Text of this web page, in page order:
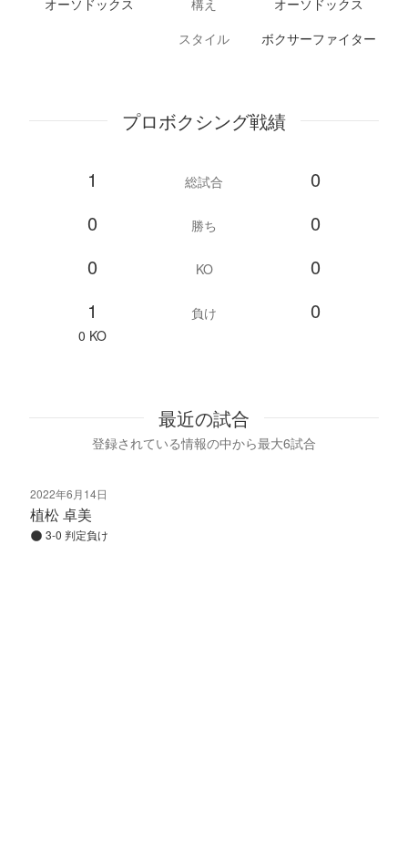
スタイル
ボクサーファイター
プロボクシング戦績
1 総試合
0
0
勝ち
0
0
KO
0
1
0 KO
負け 0
最近の試合
登録されている情報の中から最大6試合
2022年6月14日
植松 卓美
3-0 判定負け